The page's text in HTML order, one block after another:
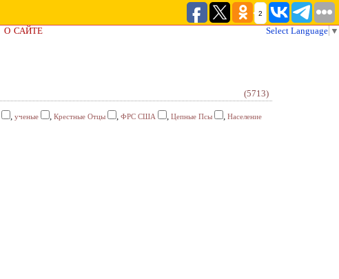
2
О САЙТЕ Select Language ▼
(5713)
, ученые , Крестные Отцы , ФРС США , Цепные Псы , Население